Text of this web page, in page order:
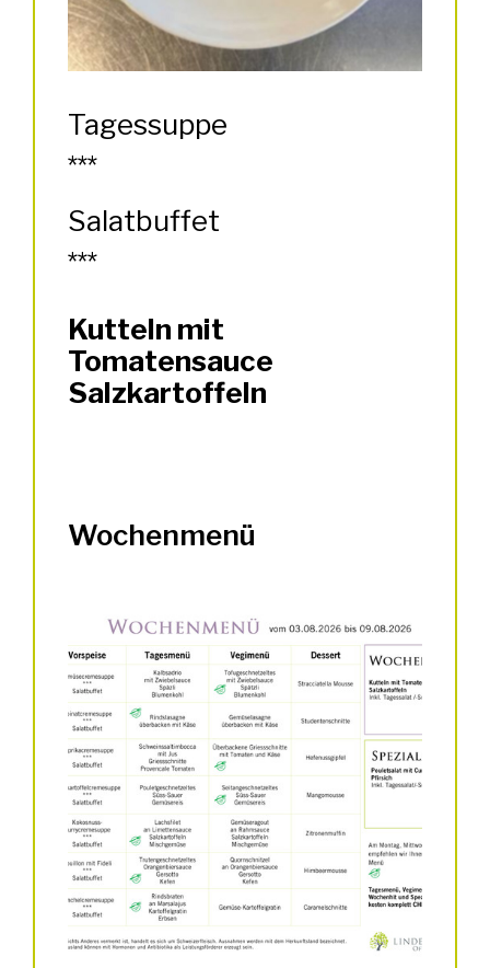
Tagessuppe
***
Salatbuffet
***
Kutteln mit
Tomatensauce
Salzkartoffeln
Wochenmenü